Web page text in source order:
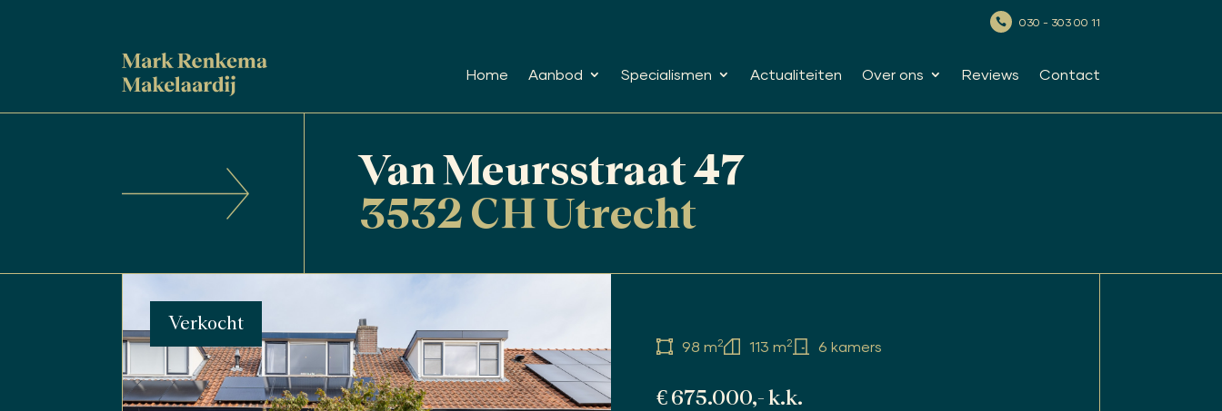
 030 - 303 00 11
Home Aanbod Specialismen Actualiteiten Over ons Reviews Contact
Van Meursstraat 47
3532 CH Utrecht
Verkocht
98 m2 113 m2 6 kamers
€ 675.000,- k.k.